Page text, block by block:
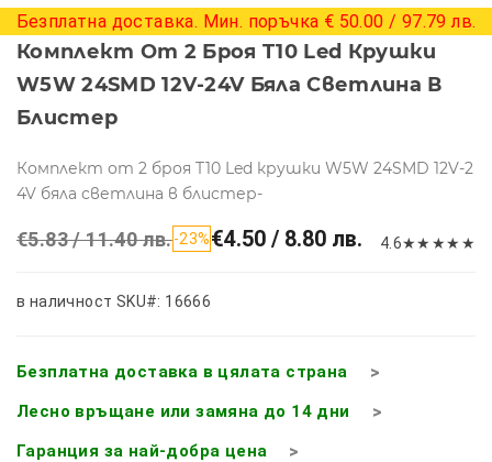
Безплатна доставка. Мин. поръчка € 50.00 / 97.79 лв.
Комплект От 2 Броя T10 Led Крушки
W5W 24SMD 12V-24V Бяла Светлина В
Блистер
Комплект от 2 броя T10 Led крушки W5W 24SMD 12V-2
4V бяла светлина в блистер-
€5.83 / 11.40 лв.-23%€4.50 / 8.80 лв. 4.6★★ ★★ ★
в наличност SKU#: 16666
Безплатна доставка в цялата страна
Лесно връщане или замяна до 14 дни
Гаранция за най-добра цена